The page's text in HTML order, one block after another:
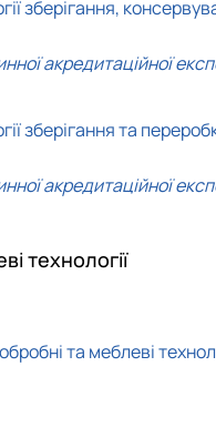
зберігання,
акредитаційної
зберігання та
акредитаційної
технології
та меблеві технол